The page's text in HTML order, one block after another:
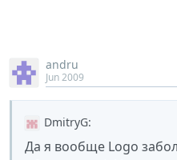
andru
Jun 2009
DmitryG:
Да я вообще Logo